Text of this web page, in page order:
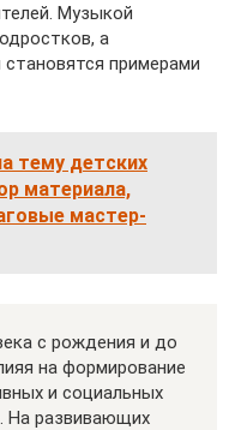
Музыкой
а
примерами
тему детских
материала,
мастер-
с рождения и до
на формирование
и социальных
На развивающих